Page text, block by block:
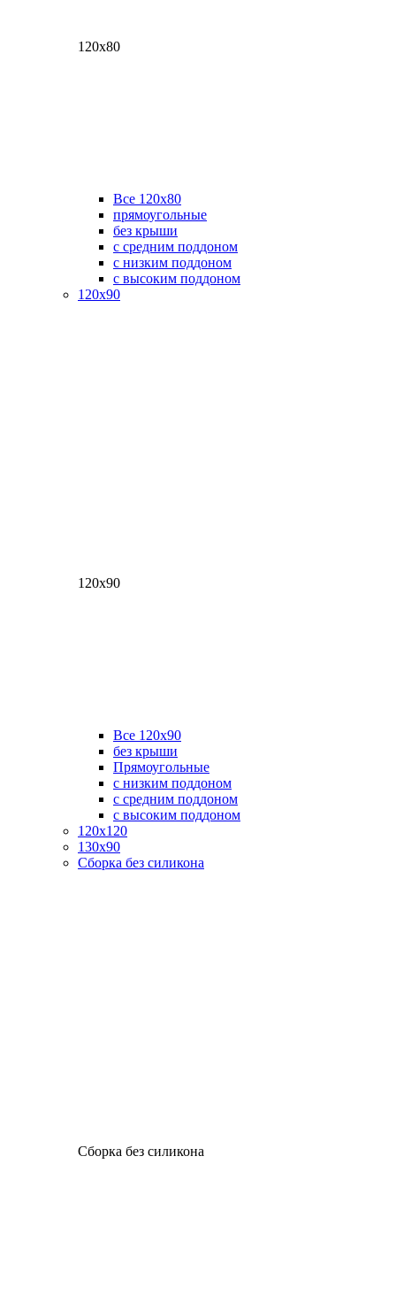
120х80
Все 120х80
прямоугольные
без крыши
с средним поддоном
с низким поддоном
с высоким поддоном
120х90
120х90
Все 120х90
без крыши
Прямоугольные
с низким поддоном
с средним поддоном
с высоким поддоном
120х120
130х90
Сборка без силикона
Сборка без силикона